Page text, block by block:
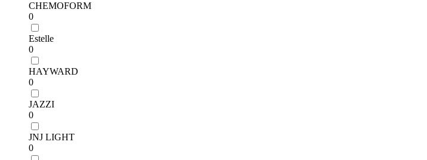
CHEMOFORM
0
Estelle
0
HAYWARD
0
JAZZI
0
JNJ LIGHT
0